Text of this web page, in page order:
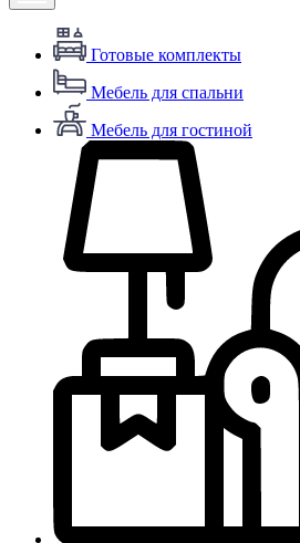
Готовые комплекты
Мебель для спальни
Мебель для гостиной